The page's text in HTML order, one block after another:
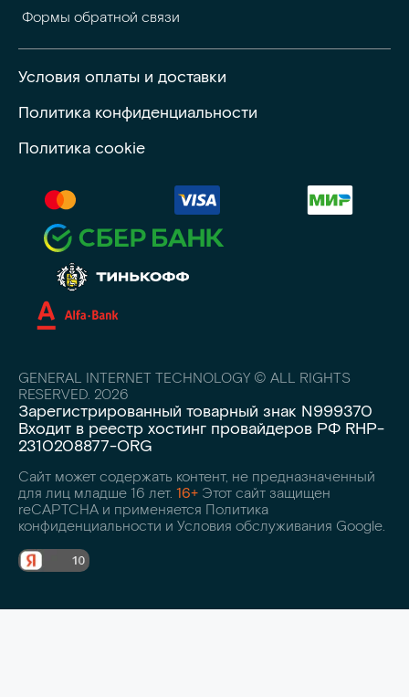
Формы обратной связи
Условия оплаты и доставки
Политика конфиденциальности
Политика cookie
GENERAL INTERNET TECHNOLOGY © ALL RIGHTS
RESERVED. 2026
Зарегистрированный товарный знак N999370
Входит в реестр хостинг провайдеров РФ RHP-
2310208877-ORG
Сайт может содержать контент, не предназначенный
для лиц младше 16 лет. 16+ Этот сайт защищен
reCAPTCHA и применяется Политика
конфиденциальности и Условия обслуживания Google.